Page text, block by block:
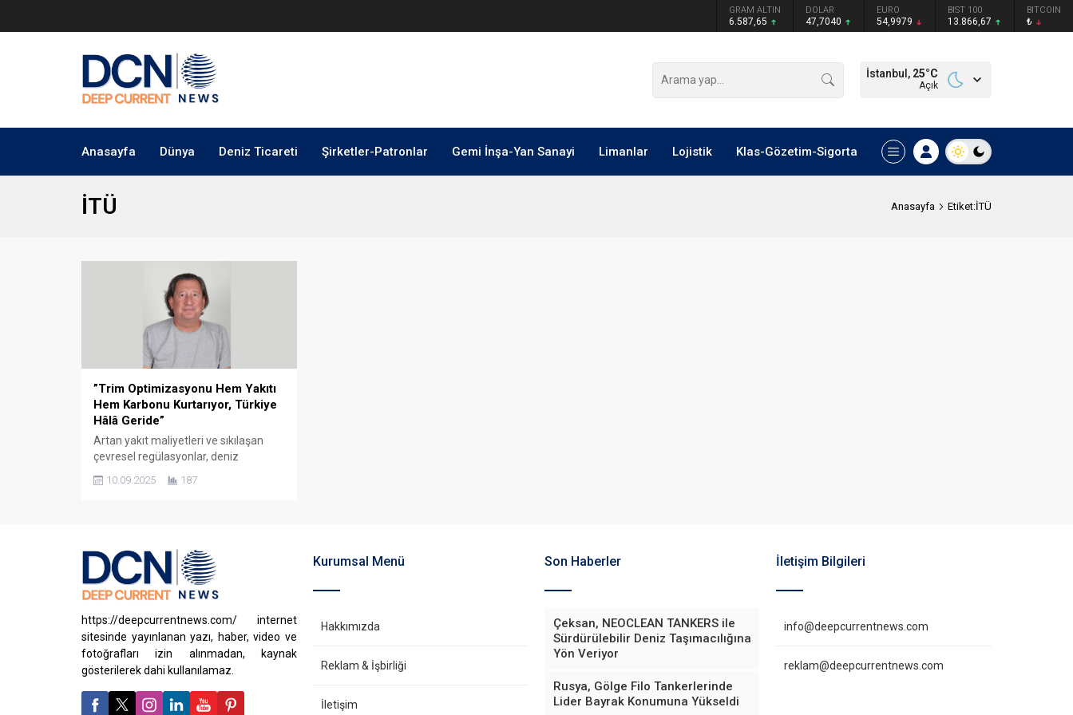
GRAM ALTIN
6.587,65
DOLAR
47,7040
EURO
54,9979
BIST 100
13.866,67
BITCOIN
₺
İstanbul, 25°C
Açık
Anasayfa Dünya Deniz Ticareti Şirketler-Patronlar Gemi İnşa-Yan Sanayi Limanlar Lojistik Klas-Gözetim-Sigorta
İTÜ Anasayfa Etiket:İTÜ
”Trim Optimizasyonu Hem Yakıtı
Hem Karbonu Kurtarıyor, Türkiye
Hâlâ Geride”
Artan yakıt maliyetleri ve sıkılaşan
çevresel regülasyonlar, deniz
zamankinden daha kritik bir konu
karbon salınımını azaltmak için en
basit ama en etkili yöntemlerden biri
olarak öne çıkıyor. Ancak Türkiye’de bu
uygulamanın...
10.09.2025 187
https://deepcurrentnews.com/ internet
sitesinde yayınlanan yazı, haber, video ve
fotoğrafları izin alınmadan, kaynak
gösterilerek dahi kullanılamaz.
Kurumsal Menü
Hakkımızda
Reklam & İşbirliği
İletişim
Son Haberler
Çeksan, NEOCLEAN TANKERS ile
Sürdürülebilir Deniz Taşımacılığına
Yön Veriyor
Rusya, Gölge Filo Tankerlerinde
Lider Bayrak Konumuna Yükseldi
İletişim Bilgileri
info@deepcurrentnews.com
reklam@deepcurrentnews.com